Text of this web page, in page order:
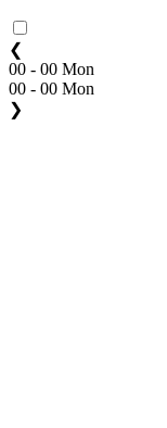
❮
00 - 00 Mon
00 - 00 Mon
❯